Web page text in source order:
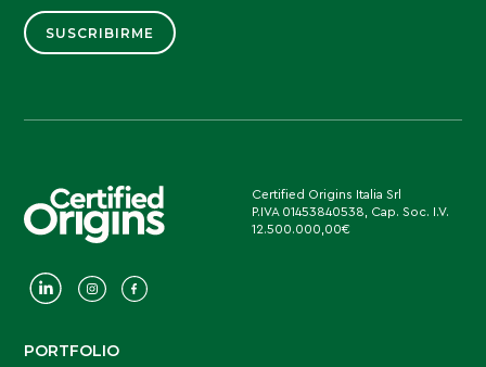
Certified Origins Italia Srl
P.IVA 01453840538, Cap. Soc. I.V.
12.500.000,00€
PORTFOLIO